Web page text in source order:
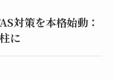
対策を本格始動：
に